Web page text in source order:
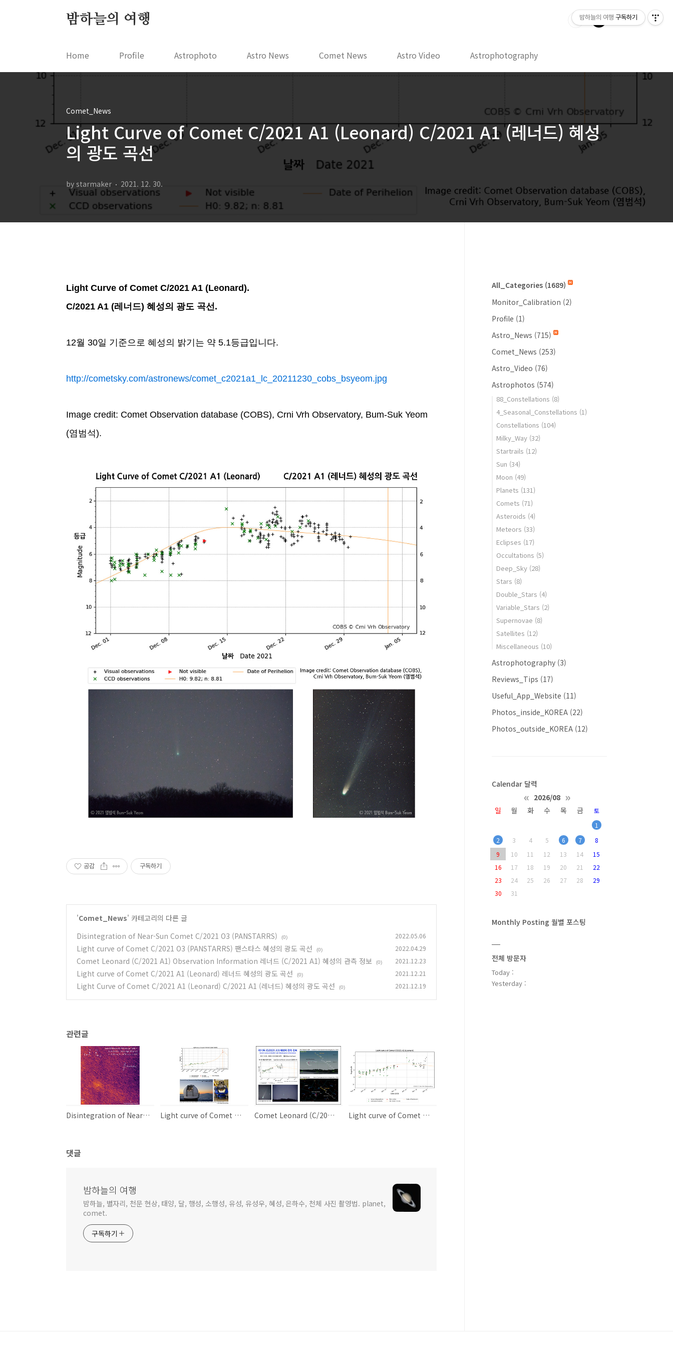
밤하늘의 여행
Home Profile Astrophoto Astro News Comet News Astro Video Astrophotography
Comet_News
Light Curve of Comet C/2021 A1 (Leonard) C/2021 A1 (레너드) 혜성
의 광도 곡선
by starmaker 2021. 12. 30.
Light Curve of Comet C/2021 A1 (Leonard).
C/2021 A1 (레너드) 혜성의 광도 곡선.
12월 30일 기준으로 혜성의 밝기는 약 5.1등급입니다.
http://cometsky.com/astronews/comet_c2021a1_lc_20211230_cobs_bsyeom.jpg
Image credit: Comet Observation database (COBS), Crni Vrh Observatory, Bum-Suk Yeom
(염범석).
공감 구독하기
'Comet_News' 카테고리의 다른 글
Disintegration of Near-Sun Comet C/2021 O3 (PANSTARRS)
(0) 2022.05.06
Light curve of Comet C/2021 O3 (PANSTARRS) 팬스타스 혜성의 광도 곡선 (0) 2022.04.29
Comet Leonard (C/2021 A1) Observation Information 레너드 (C/2021 A1) 혜성의 관측 정보 (0) 2021.12.23
Light curve of Comet C/2021 A1 (Leonard) 레너드 혜성의 광도 곡선 (0) 2021.12.21
Light Curve of Comet C/2021 A1 (Leonard) C/2021 A1 (레너드) 혜성의 광도 곡선 (0) 2021.12.19
관련글
Disintegration of Near-Sun Comet C/2021 O3 (PANSTARRS) Light curve of Comet C/2021 O3 (PANSTARRS) 팬스타스 혜성의 광도 곡선 Comet Leonard (C/2021 A1) Observation Information 레너드 (C/2021 A1) 혜성의 관측 정보 Light curve of Comet C/2021 A1 (Leonard) 레너드 혜성의 광도 곡선
댓글
밤하늘의 여행
밤하늘, 별자리, 천문 현상, 태양, 달, 행성, 소행성, 유성, 유성우, 혜성, 은하수, 천체 사진 촬영법. planet,
comet.
구독하기
All_Categories (1689)
Monitor_Calibration (2)
Profile (1)
Astro_News (715)
Comet_News (253)
Astro_Video (76)
Astrophotos (574)
88_Constellations (8)
4_Seasonal_Constellations (1)
Constellations (104)
Milky_Way (32)
Startrails (12)
Sun (34)
Moon (49)
Planets (131)
Comets (71)
Asteroids (4)
Meteors (33)
Eclipses (17)
Occultations (5)
Deep_Sky (28)
Stars (8)
Double_Stars (4)
Variable_Stars (2)
Supernovae (8)
Satellites (12)
Miscellaneous (10)
Astrophotography (3)
Reviews_Tips (17)
Useful_App_Website (11)
Photos_inside_KOREA (22)
Photos_outside_KOREA (12)
Calendar 달력
« 2026/08 »
일 월 화 수 목 금
토
1
2
3 4 5 6 7
8
9
10 11 12 13 14
15
16
17 18 19 20 21
22
23
24 25 26 27 28
29
30
31
Monthly Posting 월별 포스팅
전체 방문자
Today :
Yesterday :
밤하늘의 여행 구독하기